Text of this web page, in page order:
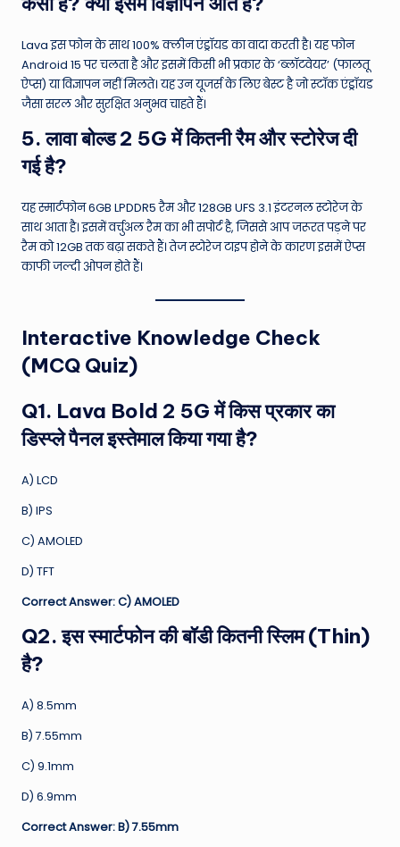
Lava इस फोन के साथ 100% क्लीन एंड्रॉयड का वादा करती है। यह फोन
Android 15 पर चलता है और इसमें किसी भी प्रकार के ‘ब्लॉटवेयर’ (फालतू
ऐप्स) या विज्ञापन नहीं मिलते।यह उन यूजर्स के लिए बेस्ट है जो स्टॉक एंड्रॉयड
जैसा सरल और सुरक्षित अनुभव चाहते हैं।
5. लावा बोल्ड 2 5G में कितनी रैम और स्टोरेज दी
गई है?
यह स्मार्टफोन 6GB LPDDR5 रैम और 128GB UFS 3.1 इंटरनल स्टोरेज के
साथ आता है।इसमें वर्चुअल रैम का भी सपोर्ट है, जिससे आप जरूरत पड़ने पर
रैम को 12GB तक बढ़ा सकते हैं।तेज स्टोरेज टाइप होने के कारण इसमें ऐप्स
काफी जल्दी ओपन होते हैं।
Interactive Knowledge Check
(MCQ Quiz)
Q1. Lava Bold 2 5G में किस प्रकार का
डिस्प्ले पैनल इस्तेमाल किया गया है?
A) LCD
B) IPS
C) AMOLED
D) TFT
Correct Answer: C) AMOLED
Q2. इस स्मार्टफोन की बॉडी कितनी स्लिम (Thin)
है?
A) 8.5mm
B) 7.55mm
C) 9.1mm
D) 6.9mm
Correct Answer: B) 7.55mm